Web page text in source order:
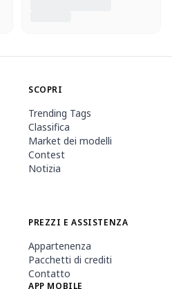
SCOPRI
Trending Tags
Classifica
Market dei modelli
Contest
Notizia
PREZZI E ASSISTENZA
Appartenenza
Pacchetti di crediti
Contatto
APP MOBILE